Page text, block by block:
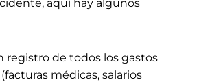
aquí hay algunos
registro de todos los gastos
médicas, salarios